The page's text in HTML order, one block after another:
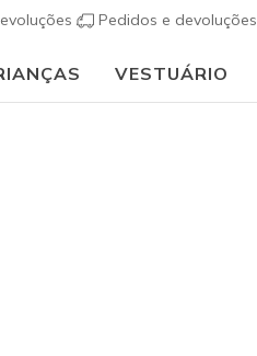
Pedidos e devoluções
VESTUÁRIO